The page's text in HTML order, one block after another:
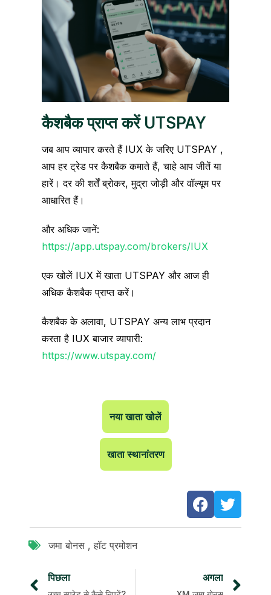
कैशबैक प्राप्त करें UTSPAY
जब आप व्यापार करते हैं IUX के जरिए UTSPAY ,
आप हर ट्रेड पर कैशबैक कमाते हैं, चाहे आप जीतें या
हारें। दर की शर्तें ब्रोकर, मुद्रा जोड़ी और वॉल्यूम पर
आधारित हैं।
और अधिक जानें:
https://app.utspay.com/brokers/IUX
एक खोलें IUX में खाता UTSPAY और आज ही
अधिक कैशबैक प्राप्त करें।
कैशबैक के अलावा, UTSPAY अन्य लाभ प्रदान
करता है IUX बाजार व्यापारी:
https://www.utspay.com/
नया खाता खोलें
खाता स्थानांतरण
जमा बोनस ,हॉट प्रमोशन
पिछला अगला